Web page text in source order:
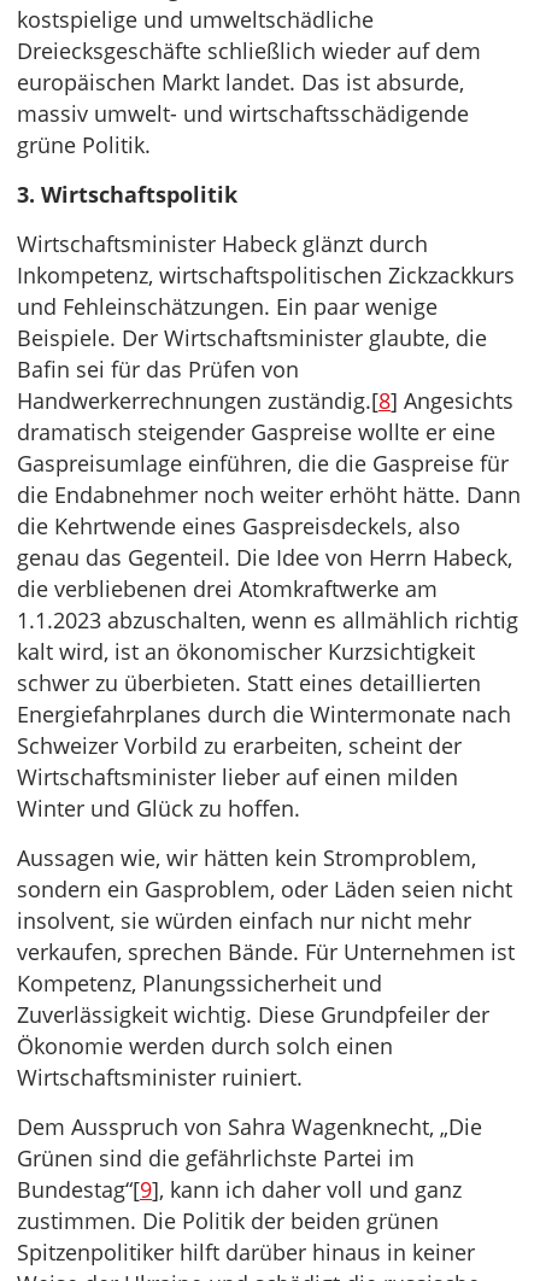
kostspielige und umweltschädliche
Dreiecksgeschäfte schließlich wieder auf dem
europäischen Markt landet. Das ist absurde,
massiv umwelt- und wirtschaftsschädigende
grüne Politik.
3. Wirtschaftspolitik
Wirtschaftsminister Habeck glänzt durch
Inkompetenz, wirtschaftspolitischen Zickzackkurs
und Fehleinschätzungen. Ein paar wenige
Beispiele. Der Wirtschaftsminister glaubte, die
Bafin sei für das Prüfen von
Handwerkerrechnungen zuständig.[8] Angesichts
dramatisch steigender Gaspreise wollte er eine
Gaspreisumlage einführen, die die Gaspreise für
die Endabnehmer noch weiter erhöht hätte. Dann
die Kehrtwende eines Gaspreisdeckels, also
genau das Gegenteil. Die Idee von Herrn Habeck,
die verbliebenen drei Atomkraftwerke am
1.1.2023 abzuschalten, wenn es allmählich richtig
kalt wird, ist an ökonomischer Kurzsichtigkeit
schwer zu überbieten. Statt eines detaillierten
Energiefahrplanes durch die Wintermonate nach
Schweizer Vorbild zu erarbeiten, scheint der
Wirtschaftsminister lieber auf einen milden
Winter und Glück zu hoffen.
Aussagen wie, wir hätten kein Stromproblem,
sondern ein Gasproblem, oder Läden seien nicht
insolvent, sie würden einfach nur nicht mehr
verkaufen, sprechen Bände. Für Unternehmen ist
Kompetenz, Planungssicherheit und
Zuverlässigkeit wichtig. Diese Grundpfeiler der
Ökonomie werden durch solch einen
Wirtschaftsminister ruiniert.
Dem Ausspruch von Sahra Wagenknecht, „Die
Grünen sind die gefährlichste Partei im
Bundestag“[9], kann ich daher voll und ganz
zustimmen. Die Politik der beiden grünen
Spitzenpolitiker hilft darüber hinaus in keiner